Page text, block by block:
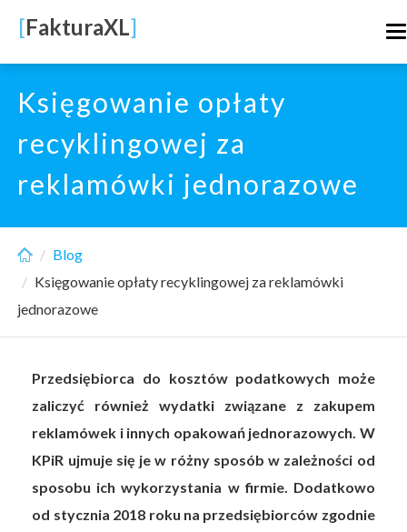
main
content
[FakturaXL]
Księgowanie opłaty
recyklingowej za
reklamówki jednorazowe
Blog
Księgowanie opłaty recyklingowej za reklamówki
jednorazowe
Przedsiębiorca do kosztów podatkowych może
zaliczyć również wydatki związane z zakupem
reklamówek i innych opakowań jednorazowych. W
KPiR ujmuje się je w różny sposób w zależności od
sposobu ich wykorzystania w firmie. Dodatkowo
od stycznia 2018 roku na przedsiębiorców zgodnie